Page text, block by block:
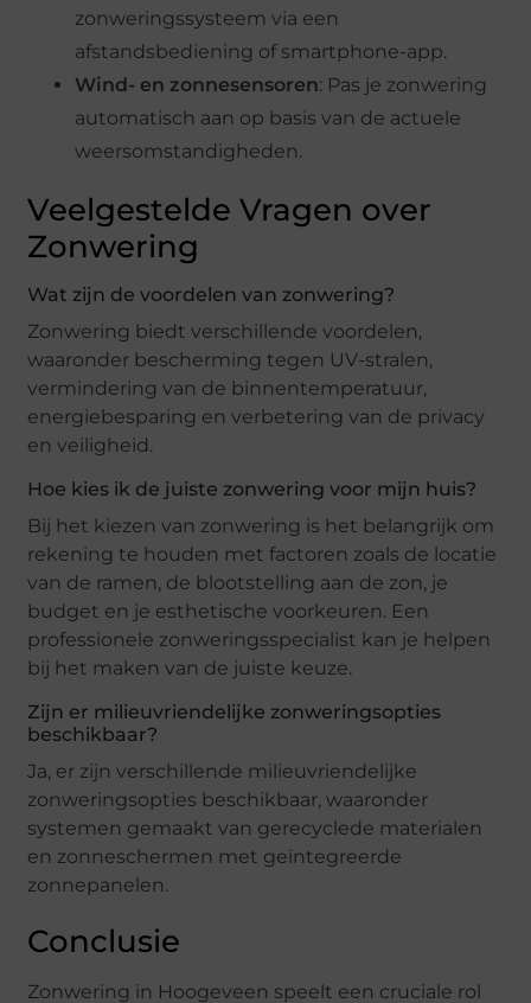
zonweringssysteem via een
afstandsbediening of smartphone-app.
Wind- en zonnesensoren: Pas je zonwering
automatisch aan op basis van de actuele
weersomstandigheden.
Veelgestelde Vragen over
Zonwering
Wat zijn de voordelen van zonwering?
Zonwering biedt verschillende voordelen,
waaronder bescherming tegen UV-stralen,
vermindering van de binnentemperatuur,
energiebesparing en verbetering van de privacy
en veiligheid.
Hoe kies ik de juiste zonwering voor mijn huis?
Bij het kiezen van zonwering is het belangrijk om
rekening te houden met factoren zoals de locatie
van de ramen, de blootstelling aan de zon, je
budget en je esthetische voorkeuren. Een
professionele zonweringsspecialist kan je helpen
bij het maken van de juiste keuze.
Zijn er milieuvriendelijke zonweringsopties
beschikbaar?
Ja, er zijn verschillende milieuvriendelijke
zonweringsopties beschikbaar, waaronder
systemen gemaakt van gerecyclede materialen
en zonneschermen met geïntegreerde
zonnepanelen.
Conclusie
Zonwering in Hoogeveen speelt een cruciale rol